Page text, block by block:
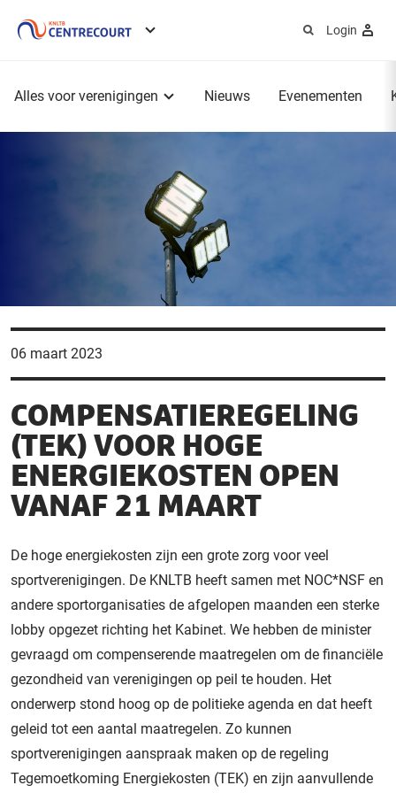
Login
Alles voor verenigingen Nieuws Evenementen
06 maart 2023
COMPENSATIEREGELING
(TEK) VOOR HOGE
ENERGIEKOSTEN OPEN
VANAF 21 MAART
De hoge energiekosten zijn een grote zorg voor veel
sportverenigingen. De KNLTB heeft samen met NOC*NSF en
andere sportorganisaties de afgelopen maanden een sterke
lobby opgezet richting het Kabinet. We hebben de minister
gevraagd om compenserende maatregelen om de financiële
gezondheid van verenigingen op peil te houden. Het
onderwerp stond hoog op de politieke agenda en dat heeft
geleid tot een aantal maatregelen. Zo kunnen
sportverenigingen aanspraak maken op de regeling
Tegemoetkoming Energiekosten (TEK) en zijn aanvullende